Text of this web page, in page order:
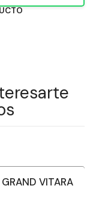
GRAND VITARA